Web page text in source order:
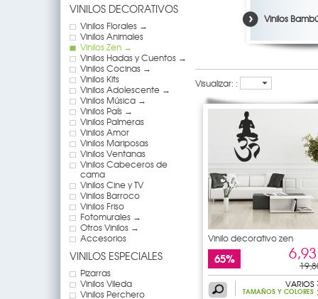
VINILOS DECORATIVOS
Vinilos Florales →
Vinilos Animales
Vinilos Zen →
Vinilos Hadas y Cuentos →
Vinilos Cocinas →
Vinilos Kits
Vinilos Adolescente →
Vinilos Música →
Vinilos País →
Vinilos Palmeras
Vinilos Amor
Vinilos Mariposas
Vinilos Ventanas
Vinilos Cabeceros de
cama
Vinilos Cine y TV
Vinilos Barroco
Vinilos Friso
Fotomurales →
Otros Vinilos →
Accesorios
VINILOS ESPECIALES
Pizarras
Vinilos Vileda
Vinilos Perchero
Vinilos
Visualizar: :
Vinilo decorativo zen
65%
VARIOS
TAMAÑOS Y COLORES